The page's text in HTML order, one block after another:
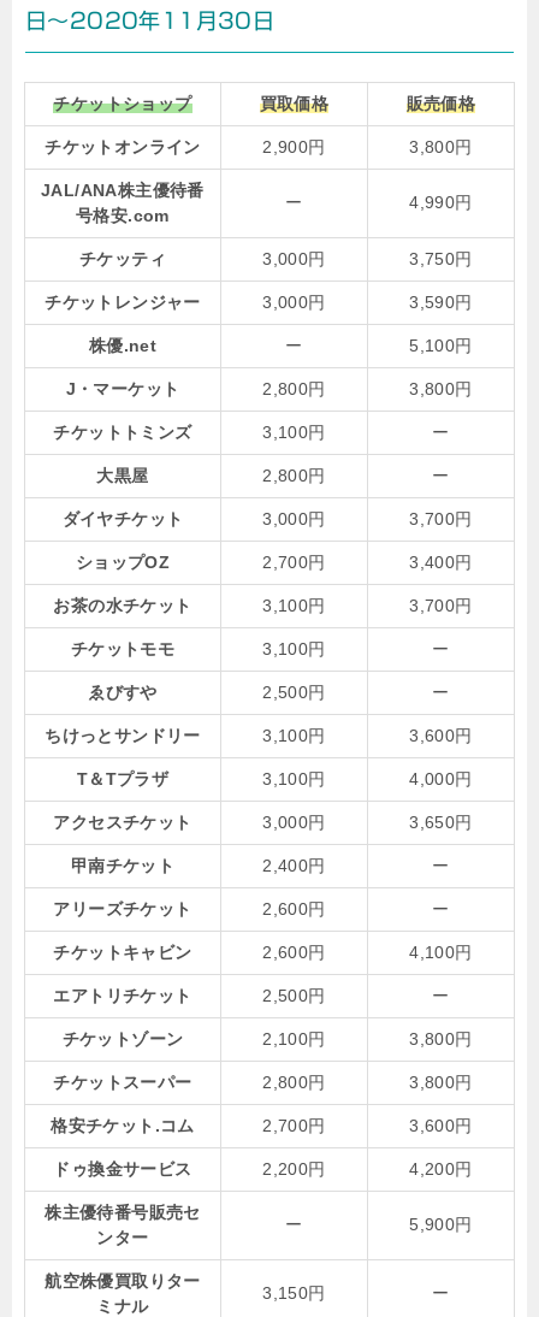
日～2020年11月30日
チケットショップ 買取価格 販売価格
チケットオンライン 2,900円 3,800円
JAL/ANA株主優待番
号格安.com
ー 4,990円
チケッティ 3,000円 3,750円
チケットレンジャー 3,000円 3,590円
株優.net ー 5,100円
J・マーケット 2,800円 3,800円
チケットトミンズ 3,100円 ー
大黒屋 2,800円 ー
ダイヤチケット 3,000円 3,700円
ショップOZ 2,700円 3,400円
お茶の水チケット 3,100円 3,700円
チケットモモ 3,100円 ー
ゑびすや 2,500円 ー
ちけっとサンドリー 3,100円 3,600円
T＆Tプラザ 3,100円 4,000円
アクセスチケット 3,000円 3,650円
甲南チケット 2,400円 ー
アリーズチケット 2,600円 ー
チケットキャビン 2,600円 4,100円
エアトリチケット 2,500円 ー
チケットゾーン 2,100円 3,800円
チケットスーパー 2,800円 3,800円
格安チケット.コム 2,700円 3,600円
ドゥ換金サービス 2,200円 4,200円
株主優待番号販売セ
ンター
ー 5,900円
航空株優買取りター
ミナル
3,150円 ー